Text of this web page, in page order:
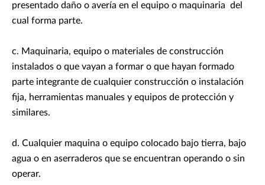
presentado daño o avería en el equipo o maquinaria del
cual forma parte.
c. Maquinaria, equipo o materiales de construcción
instalados o que vayan a formar o que hayan formado
parte integrante de cualquier construcción o instalación
fija, herramientas manuales y equipos de protección y
similares.
d. Cualquier maquina o equipo colocado bajo tierra, bajo
agua o en aserraderos que se encuentran operando o sin
operar.